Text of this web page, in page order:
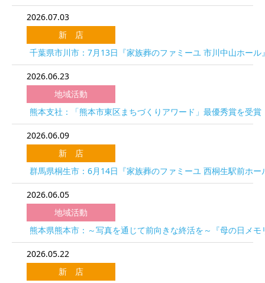
2026.07.03
新 店
千葉県市川市：7月13日『家族葬のファミーユ 市川中山ホール
2026.06.23
地域活動
熊本支社：「熊本市東区まちづくりアワード」最優秀賞を受賞
2026.06.09
新 店
群馬県桐生市：6月14日『家族葬のファミーユ 西桐生駅前ホー
2026.06.05
地域活動
熊本県熊本市：～写真を通じて前向きな終活を～『母の日メ
2026.05.22
新 店